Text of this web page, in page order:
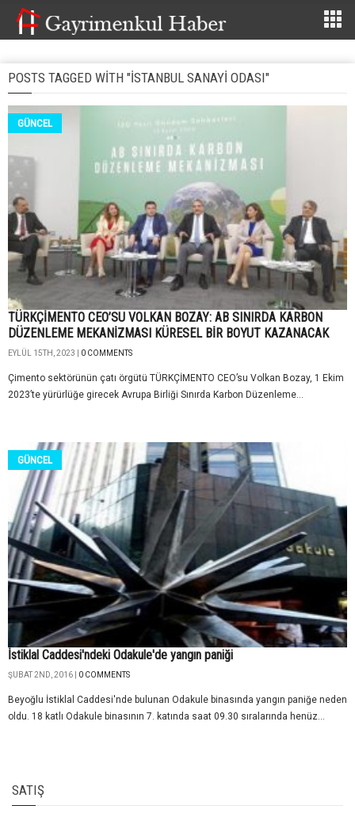
POSTS TAGGED WITH "ISTANBUL SANAYI ODASI"
GÜNCEL
TÜRKÇİMENTO CEO’SU VOLKAN BOZAY: AB SINIRDA KARBON
DÜZENLEME MEKANİZMASI KÜRESEL BİR BOYUT KAZANACAK
EYLÜL 15TH, 2023 | 0 COMMENTS
Çimento sektörünün çatı örgütü TÜRKÇİMENTO CEO’su Volkan Bozay, 1 Ekim
2023’te yürürlüğe girecek Avrupa Birliği Sınırda Karbon Düzenleme...
GÜNCEL
İstiklal Caddesi'ndeki Odakule'de yangın paniği
ŞUBAT 2ND, 2016 | 0 COMMENTS
Beyoğlu İstiklal Caddesi'nde bulunan Odakule binasında yangın paniğe neden
oldu. 18 katlı Odakule binasının 7. katında saat 09.30 sıralarında henüz...
SATIŞ